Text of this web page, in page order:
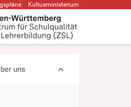
Kultusministerium
uns